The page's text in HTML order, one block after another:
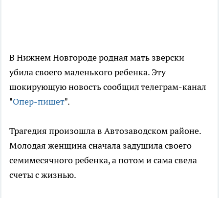
В Нижнем Новгороде родная мать зверски
убила своего маленького ребенка. Эту
шокирующую новость сообщил телеграм-канал
"Опер-пишет".
Трагедия произошла в Автозаводском районе.
Молодая женщина сначала задушила своего
семимесячного ребенка, а потом и сама свела
счеты с жизнью.